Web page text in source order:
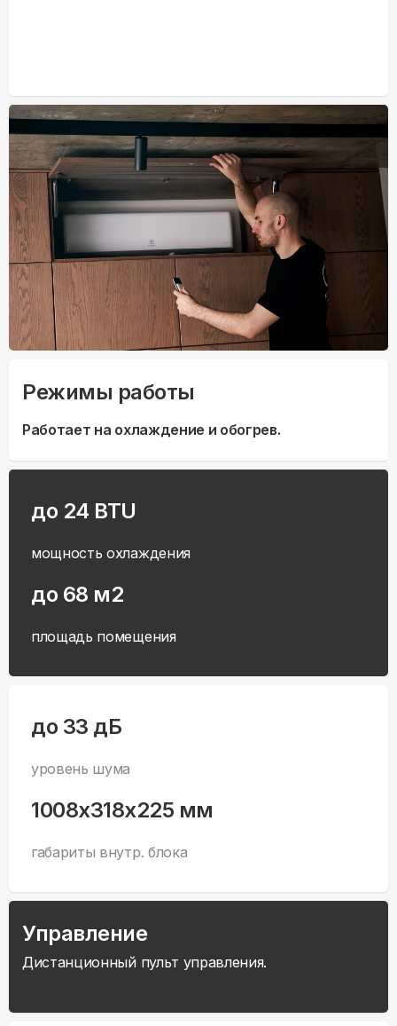
Режимы работы
Работает на охлаждение и обогрев.
до 24 BTU
мощность охлаждения
до 68 м2
площадь помещения
до 33 дБ
уровень шума
1008x318x225 мм
габариты внутр. блока
Управление
Дистанционный пульт управления.